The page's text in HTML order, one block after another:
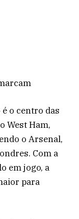
o centro das
West Ham,
o Arsenal,
Com a
em jogo, a
para